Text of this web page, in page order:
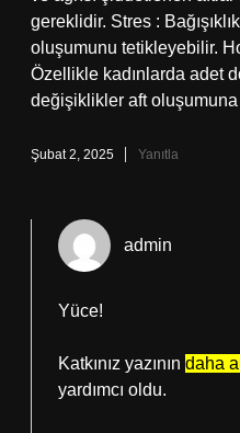
gereklidir. Stres :
oluşumunu tetikleyebilir.
Özellikle kadınlarda adet
değişiklikler aft
Şubat 2, 2025 Yanıtla
admin
Yüce!
Katkınız yazının daha
yardımcı oldu.